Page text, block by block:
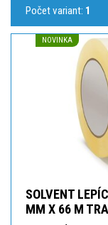
Počet variant: 1
NOVINKA
SOLVENT
MM X 66 M